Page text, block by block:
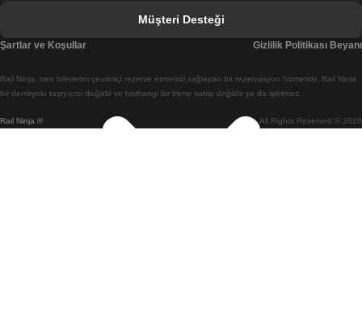
Budapeşte Viyana Treni
Busan Cheonan(Asan) Treni
Rail Ninja ® All Rights Reserved © 2026
Rail Ninja, tren biletlerini çevrimiçi rezerve etmenizi sağlayan bir rezervasyon hizmetidir. Rail Ninja
bir demiryolu taşıyıcısı değildir ve herhangi bir trene sahip değildir ya da işletmez.
Müşteri Desteği
Şartlar ve Koşullar Gizlilik Politikası Beyanı